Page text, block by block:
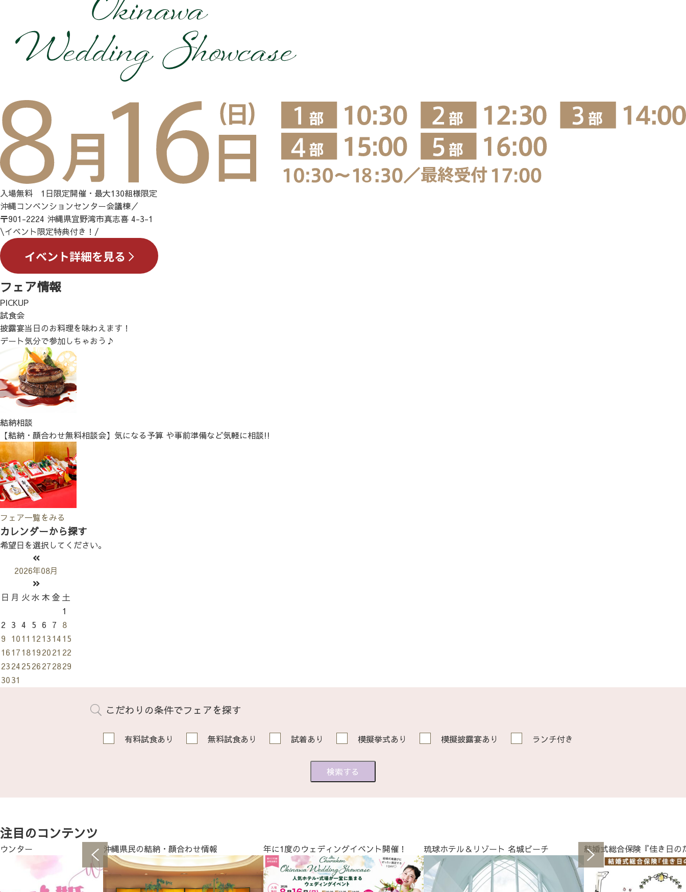
入場無料 1日限定開催・最大130組様限定
沖縄コンベンションセンター会議棟／
〒901-2224 沖縄県宜野湾市真志喜 4-3-1
\イベント限定特典付き！/
フェア情報
PICKUP
試食会
披露宴当日のお料理を味わえます！
デート気分で参加しちゃおう♪
結納相談
【結納・顔合わせ無料相談会】気になる予算 や事前準備など気軽に相談!!
フェア一覧をみる
カレンダーから探す
希望日を選択してください。
2026年08月
日 月 火 水 木 金 土
1
2 3 4 5 6 7 8
9 1011 12131415
161718192021 22
23242526272829
3031
こだわりの条件でフェアを探す
有料試食あり 無料試食あり 試着あり 模擬挙式あり 模擬披露宴あり ランチ付き
注目のコンテンツ
ンター 沖縄県民の結納・顔合わせ情報 年に1度のウェディングイベント開催！ 琉球ホテル＆リゾート 名城ビーチ 結婚式総合保険『佳き日の